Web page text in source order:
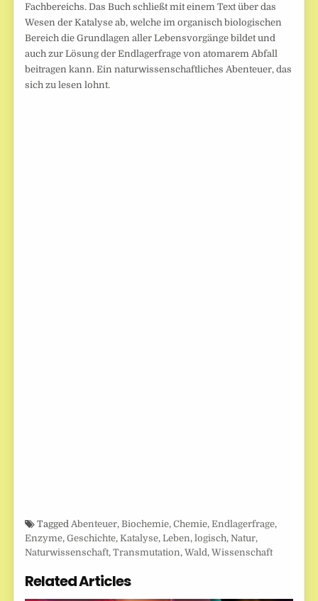
Fachbereichs. Das Buch schließt mit einem Text über das
Wesen der Katalyse ab, welche im organisch biologischen
Bereich die Grundlagen aller Lebensvorgänge bildet und
auch zur Lösung der Endlagerfrage von atomarem Abfall
beitragen kann. Ein naturwissenschaftliches Abenteuer, das
sich zu lesen lohnt.
Tagged Abenteuer, Biochemie,Chemie,Endlagerfrage,
Enzyme,Geschichte,Katalyse,Leben,logisch, Natur,
Naturwissenschaft,Transmutation,Wald ,Wissenschaft
Related Articles